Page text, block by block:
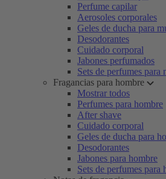
Perfume capilar
Aerosoles corporales
Geles de ducha para
Desodorantes
Cuidado corporal
Jabones perfumados
Sets de perfumes para
Fragancias para hombre
Mostrar todos
Perfumes para hombre
After shave
Cuidado corporal
Geles de ducha para
Desodorantes
Jabones para hombre
Sets de perfumes para